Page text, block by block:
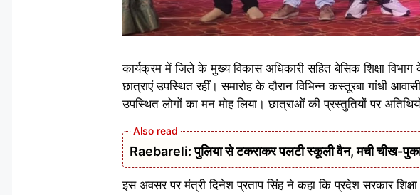
कार्यक्रम में जिले के मुख्य विकास अधिकारी सहित बेसिक शिक्षा
छात्राएं उपस्थित रहीं। समारोह के दौरान विभिन्न कस्तूरबा गांधी
उपस्थित लोगों का मन मोह लिया। छात्राओं की प्रस्तुतियों पर
Raebareli: पुलिया से टकराकर पलटी स्कूली वैन, मची चीख-
इस अवसर पर मंत्री दिनेश प्रताप सिंह ने कहा कि प्रदेश सरकार